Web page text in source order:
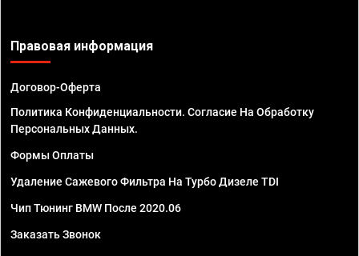
Правовая информация
Договор-Оферта
Политика Конфиденциальности. Согласие На Обработку
Персональных Данных.
Формы Оплаты
Удаление Сажевого Фильтра На Турбо Дизеле TDI
Чип Тюнинг BMW После 2020.06
Заказать Звонок